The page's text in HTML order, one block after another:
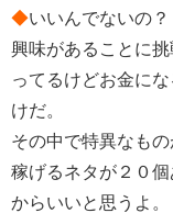
◆いいんでないの？
興味があることに
ってるけどお金に
けだ。
その中で特異なも
稼げるネタが２０
からいいと思うよ。